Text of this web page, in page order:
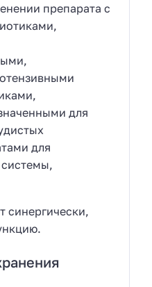
препарата с
для
для
синергически,